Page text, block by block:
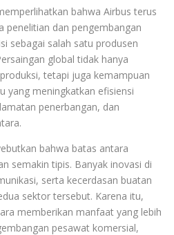
bahwa Airbus terus
penelitian dan pengembangan
sebagai salah satu produsen
global tidak hanya
tetapi juga kemampuan
yang meningkatkan efisiensi
penerbangan, dan
bahwa batas antara
semakin tipis. Banyak inovasi di
serta kecerdasan buatan
sektor tersebut. Karena itu,
memberikan manfaat yang lebih
pesawat komersial,